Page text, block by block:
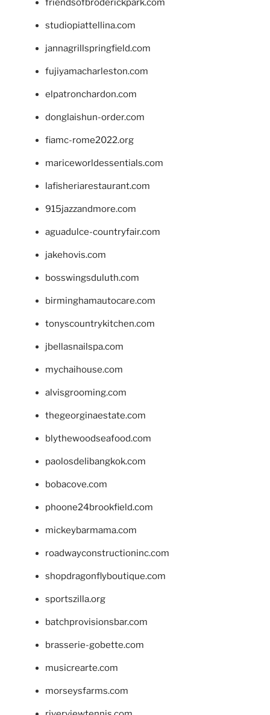
friendsofbroderickpark.com
studiopiattellina.com
jannagrillspringfield.com
fujiyamacharleston.com
elpatronchardon.com
donglaishun-order.com
fiamc-rome2022.org
mariceworldessentials.com
lafisheriarestaurant.com
915jazzandmore.com
aguadulce-countryfair.com
jakehovis.com
bosswingsduluth.com
birminghamautocare.com
tonyscountrykitchen.com
jbellasnailspa.com
mychaihouse.com
alvisgrooming.com
thegeorginaestate.com
blythewoodseafood.com
paolosdelibangkok.com
bobacove.com
phoone24brookfield.com
mickeybarmama.com
roadwayconstructioninc.com
shopdragonflyboutique.com
sportszilla.org
batchprovisionsbar.com
brasserie-gobette.com
musicrearte.com
morseysfarms.com